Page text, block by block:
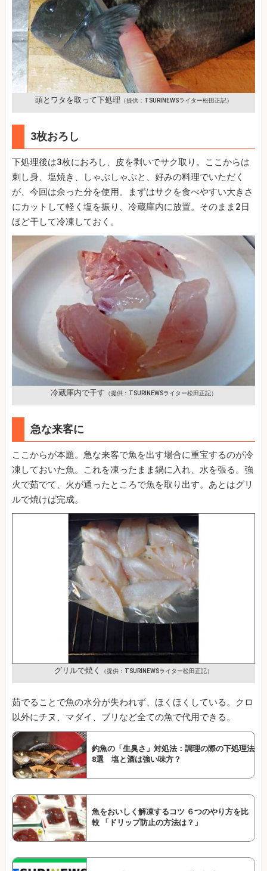
頭とワタを取って下処理 （提供：TSURINEWSライター松田正記）
3枚おろし
下処理後は3枚におろし、皮を剥いでサク取り。ここからは
刺し身、塩焼き、しゃぶしゃぶと、好みの料理でいただく
が、今回は余った分を使用。まずはサクを食べやすい大きさ
にカットして軽く塩を振り、冷蔵庫内に放置。そのまま2日
ほど干して冷凍しておく。
冷蔵庫内で干す （提供：TSURINEWSライター松田正記）
急な来客に
ここからが本題。急な来客で魚を出す場合に重宝するのが冷
凍しておいた魚。これを凍ったまま鍋に入れ、水を張る。強
火で茹でて、火が通ったところで魚を取り出す。あとはグリ
ルで焼けば完成。
グリルで焼く （提供：TSURINEWSライター松田正記）
茹でることで魚の水分が失われず、ほくほくしている。クロ
以外にチヌ、マダイ、ブリなど全ての魚で代用できる。
釣魚の「生臭さ」対処法：調理の際の下処理法
8選 塩と酒は強い味方？
魚をおいしく解凍するコツ ６つのやり方を比
較 「ドリップ防止の方法は？」